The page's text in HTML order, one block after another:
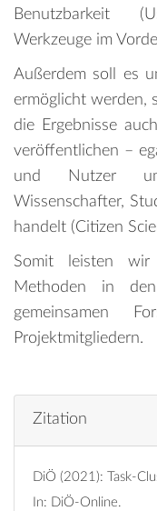
Benutzbarkeit
Werkzeuge im
Außerdem soll es
ermöglicht werden,
die Ergebnisse
veröffentlichen –
und Nutzer um
Wissenschafter,
handelt (Citizen
Somit leisten wir
Methoden in
gemeinsamen
Projektmitgliedern.
Zitation
DiÖ (2021): Task-
In: DiÖ-Online.